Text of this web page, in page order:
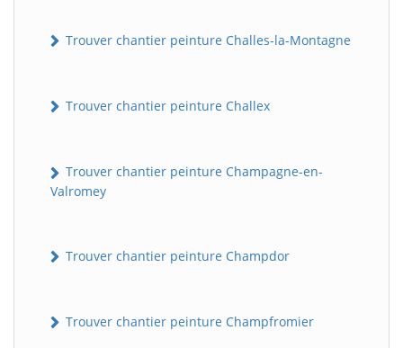
Trouver chantier peinture Challes-la-Montagne
Trouver chantier peinture Challex
Trouver chantier peinture Champagne-en-
Valromey
Trouver chantier peinture Champdor
Trouver chantier peinture Champfromier